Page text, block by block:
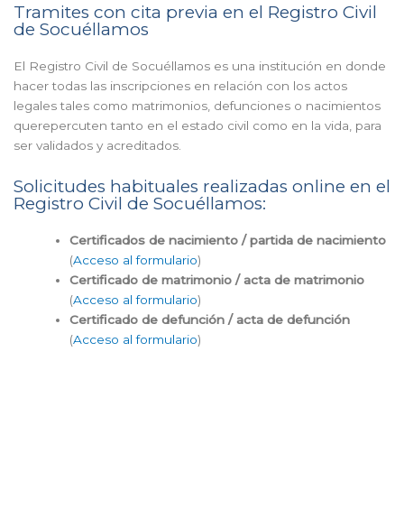
Tramites con cita previa en el Registro Civil
de Socuéllamos
El Registro Civil de Socuéllamos es una institución en donde
hacer todas las inscripciones en relación con los actos
legales tales como matrimonios, defunciones o nacimientos
querepercuten tanto en el estado civil como en la vida, para
ser validados y acreditados.
Solicitudes habituales realizadas online en el
Registro Civil de Socuéllamos:
Certificados de nacimiento / partida de nacimiento
(Acceso al formulario)
Certificado de matrimonio / acta de matrimonio
(Acceso al formulario)
Certificado de defunción / acta de defunción
(Acceso al formulario)